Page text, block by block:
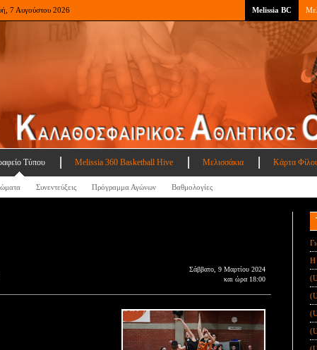
7 Αυγούστου 2026 Melissia BC
Τύπου Melissia 360 Basketball Hive Μελισσάκια Κάρτα
Συνεντεύξεις Πρόγραμμα Αγώνων Βαθμολογίες
Σάββατο, 9 Μαρτίου 2024
και ώρα 18:00
Η